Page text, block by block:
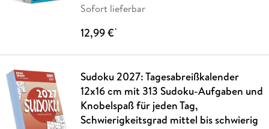
Sofort lieferbar
12,99 €*
Sudoku 2027: Tagesabreißkalender
12x16 cm mit 313 Sudoku-Aufgaben und
Knobelspaß für jeden Tag,
Schwierigkeitsgrad mittel bis schwierig